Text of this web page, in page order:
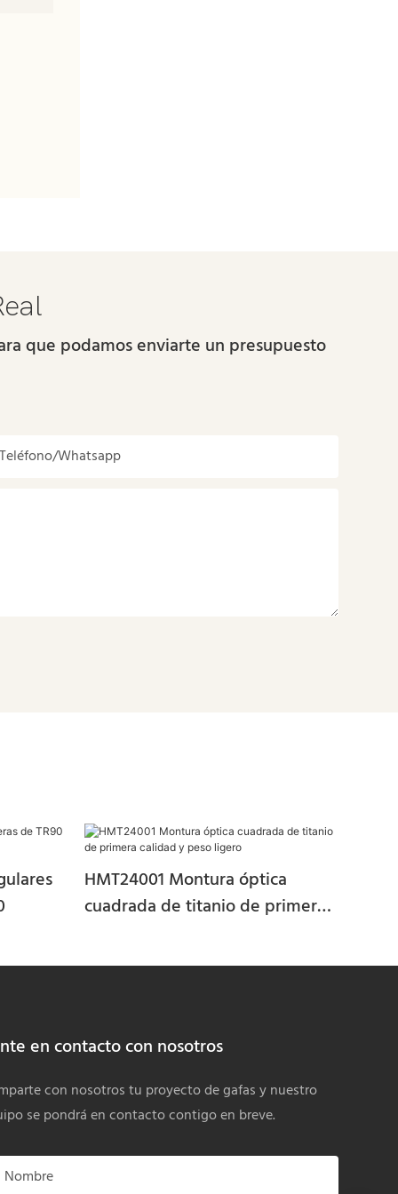
que podamos enviarte un presupuesto
Teléfono/whatsapp
HMT24001 Montura óptica
cuadrada de titanio de primera
en contacto con nosotros
con nosotros tu proyecto de gafas y nuestro
se pondrá en contacto contigo en breve.
Nombre